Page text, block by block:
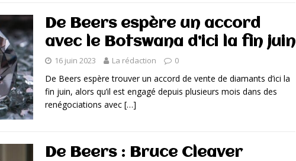
De Beers espère un accord
avec le Botswana d’ici la fin juin
16 juin 2023 La rédaction 0
De Beers espère trouver un accord de vente de diamants d’ici la
fin juin, alors qu’il est engagé depuis plusieurs mois dans des
renégociations avec […]
De Beers : Bruce Cleaver